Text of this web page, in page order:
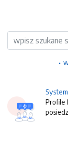
Wyszukiwarka
Profile